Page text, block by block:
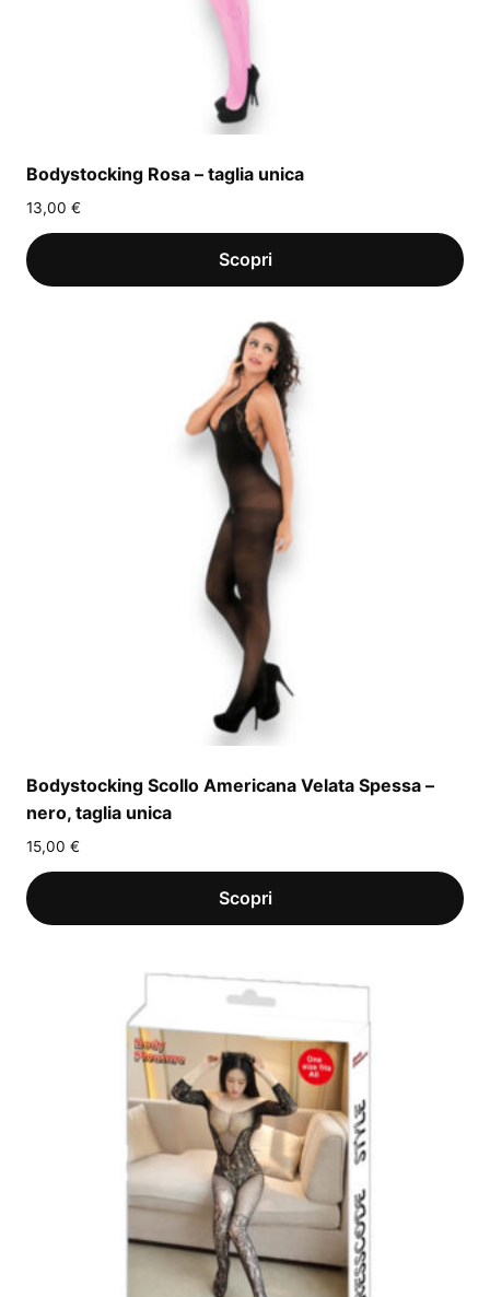
Bodystocking Rosa – taglia unica
13,00 €
Bodystocking Scollo Americana Velata Spessa –
nero, taglia unica
15,00 €